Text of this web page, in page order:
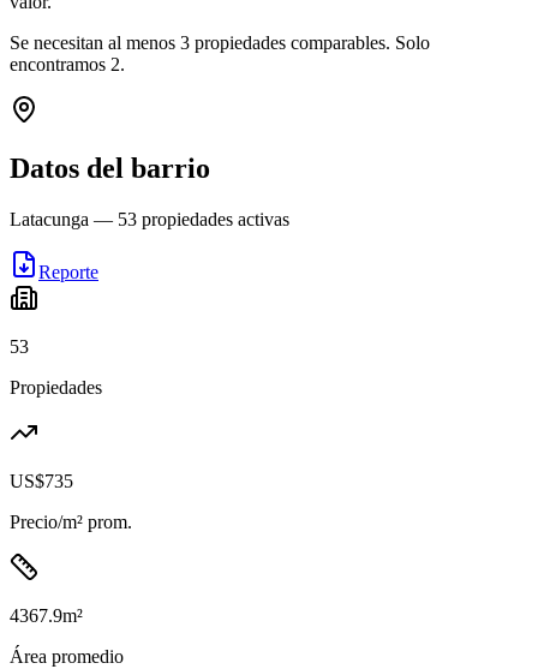
Se necesitan al menos 3 propiedades comparables. Solo
encontramos 2.
Datos del barrio
Latacunga — 53 propiedades activas
Reporte
53
Propiedades
US$735
Precio/m² prom.
4367.9m²
Área promedio